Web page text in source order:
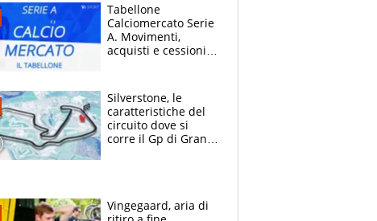
Tabellone
Calciomercato Serie
A. Movimenti,
acquisti e cessioni:
Silverstone, le
caratteristiche del
circuito dove si
corre il Gp di Gran
Vingegaard, aria di